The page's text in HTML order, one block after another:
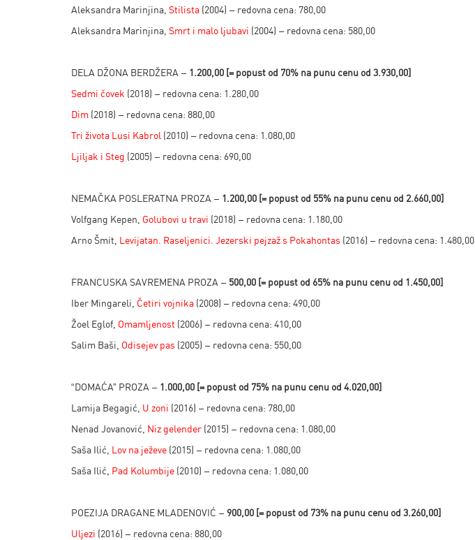
Aleksandra Marinjina, Stilista (2004) – redovna cena: 780,00
Aleksandra Marinjina, Smrt i malo ljubavi (2004) – redovna cena: 580,00
DELA DŽONA BERDŽERA – 1.200,00 [= popust od 70% na punu cenu od 3.930,00]
Sedmi čovek (2018) – redovna cena: 1.280,00
Dim (2018) – redovna cena: 880,00
Tri života Lusi Kabrol (2010) – redovna cena: 1.080,00
Ljiljak i Steg (2005) – redovna cena: 690,00
NEMAČKA POSLERATNA PROZA – 1.200,00 [= popust od 55% na punu cenu od 2.660,00]
Volfgang Kepen, Golubovi u travi (2018) – redovna cena: 1.180,00
Arno Šmit, Levijatan. Raseljenici. Jezerski pejzaž s Pokahontas (2016) – redovna cena: 1.480,00
FRANCUSKA SAVREMENA PROZA – 500,00 [= popust od 65% na punu cenu od 1.450,00]
Iber Mingareli, Četiri vojnika (2008) – redovna cena: 490,00
Žoel Eglof, Omamljenost (2006) – redovna cena: 410,00
Salim Baši, Odisejev pas (2005) – redovna cena: 550,00
“DOMAĆA” PROZA – 1.000,00 [= popust od 75% na punu cenu od 4.020,00]
Lamija Begagić, U zoni (2016) – redovna cena: 780,00
Nenad Jovanović, Niz gelender (2015) – redovna cena: 1.080,00
Saša Ilić, Lov na ježeve (2015) – redovna cena: 1.080,00
Saša Ilić, Pad Kolumbije (2010) – redovna cena: 1.080,00
POEZIJA DRAGANE MLADENOVIĆ – 900,00 [= popust od 73% na punu cenu od 3.260,00]
Uljezi (2016) – redovna cena: 880,00